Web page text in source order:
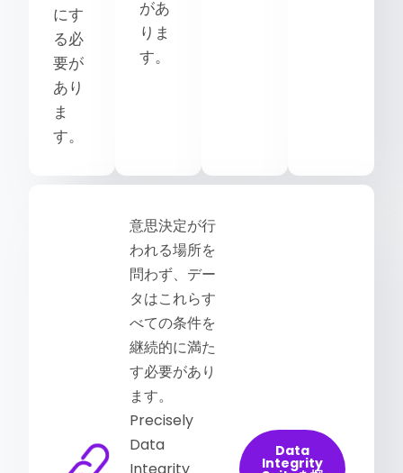
にす
る必
要が
あり
ま
す。
があ
りま
す。
意思決定が行
われる場所を
問わず、デー
タはこれらす
べての条件を
継続的に満た
す必要があり
ます。
Precisely
Data
Data
Integrity